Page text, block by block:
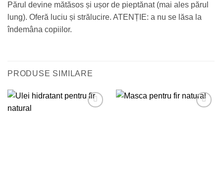
Părul devine mătăsos și ușor de pieptănat (mai ales părul
lung). Oferă luciu și strălucire. ATENȚIE: a nu se lăsa la
îndemâna copiilor.
PRODUSE SIMILARE